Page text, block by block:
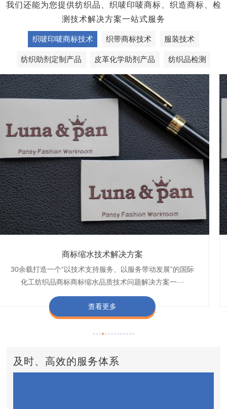
我们还能为您提供纺织品、织唛印唛商标、织造商标、检
测技术解决方案一站式服务
织唛印唛商标技术 织带商标技术 服装技术
纺织助剂定制产品 皮革化学助剂产品 纺织品检测
商标抗染技术解决方案
博准30余载是中国守家纺织商标印染织唛化工商标抗染品质
技术问题解决方案定制专家,提供前处理,染色,印···
查看更多
织带商标缩水技术解决方案
博准是一家专注30余载设计研发织唛印唛商标、织带织带商
标缩水品质技术问题解决方案一站式服务提供商,匠···
查看更多
服装色差技术解决方案
博准30余载专注提供纺织品印唛、织唛织造服装色差品质问
题技术解决方案一站式服务商,以其精湛的技术,科···
查看更多
纺织品商标固色剂
博准经营多年是行业专业纺织品商标固色助剂,TJ-A622,TJ-
A622,FSD,FSE商标固色剂加···
查看更多
皮革湿摩擦增进剂
博准长期致力于皮革商标湿摩擦增进助剂TJ-A6588,湿摩擦
增进剂加工定制服务技术研究与应用,凭借丰···
查看更多
及时、高效的服务体系